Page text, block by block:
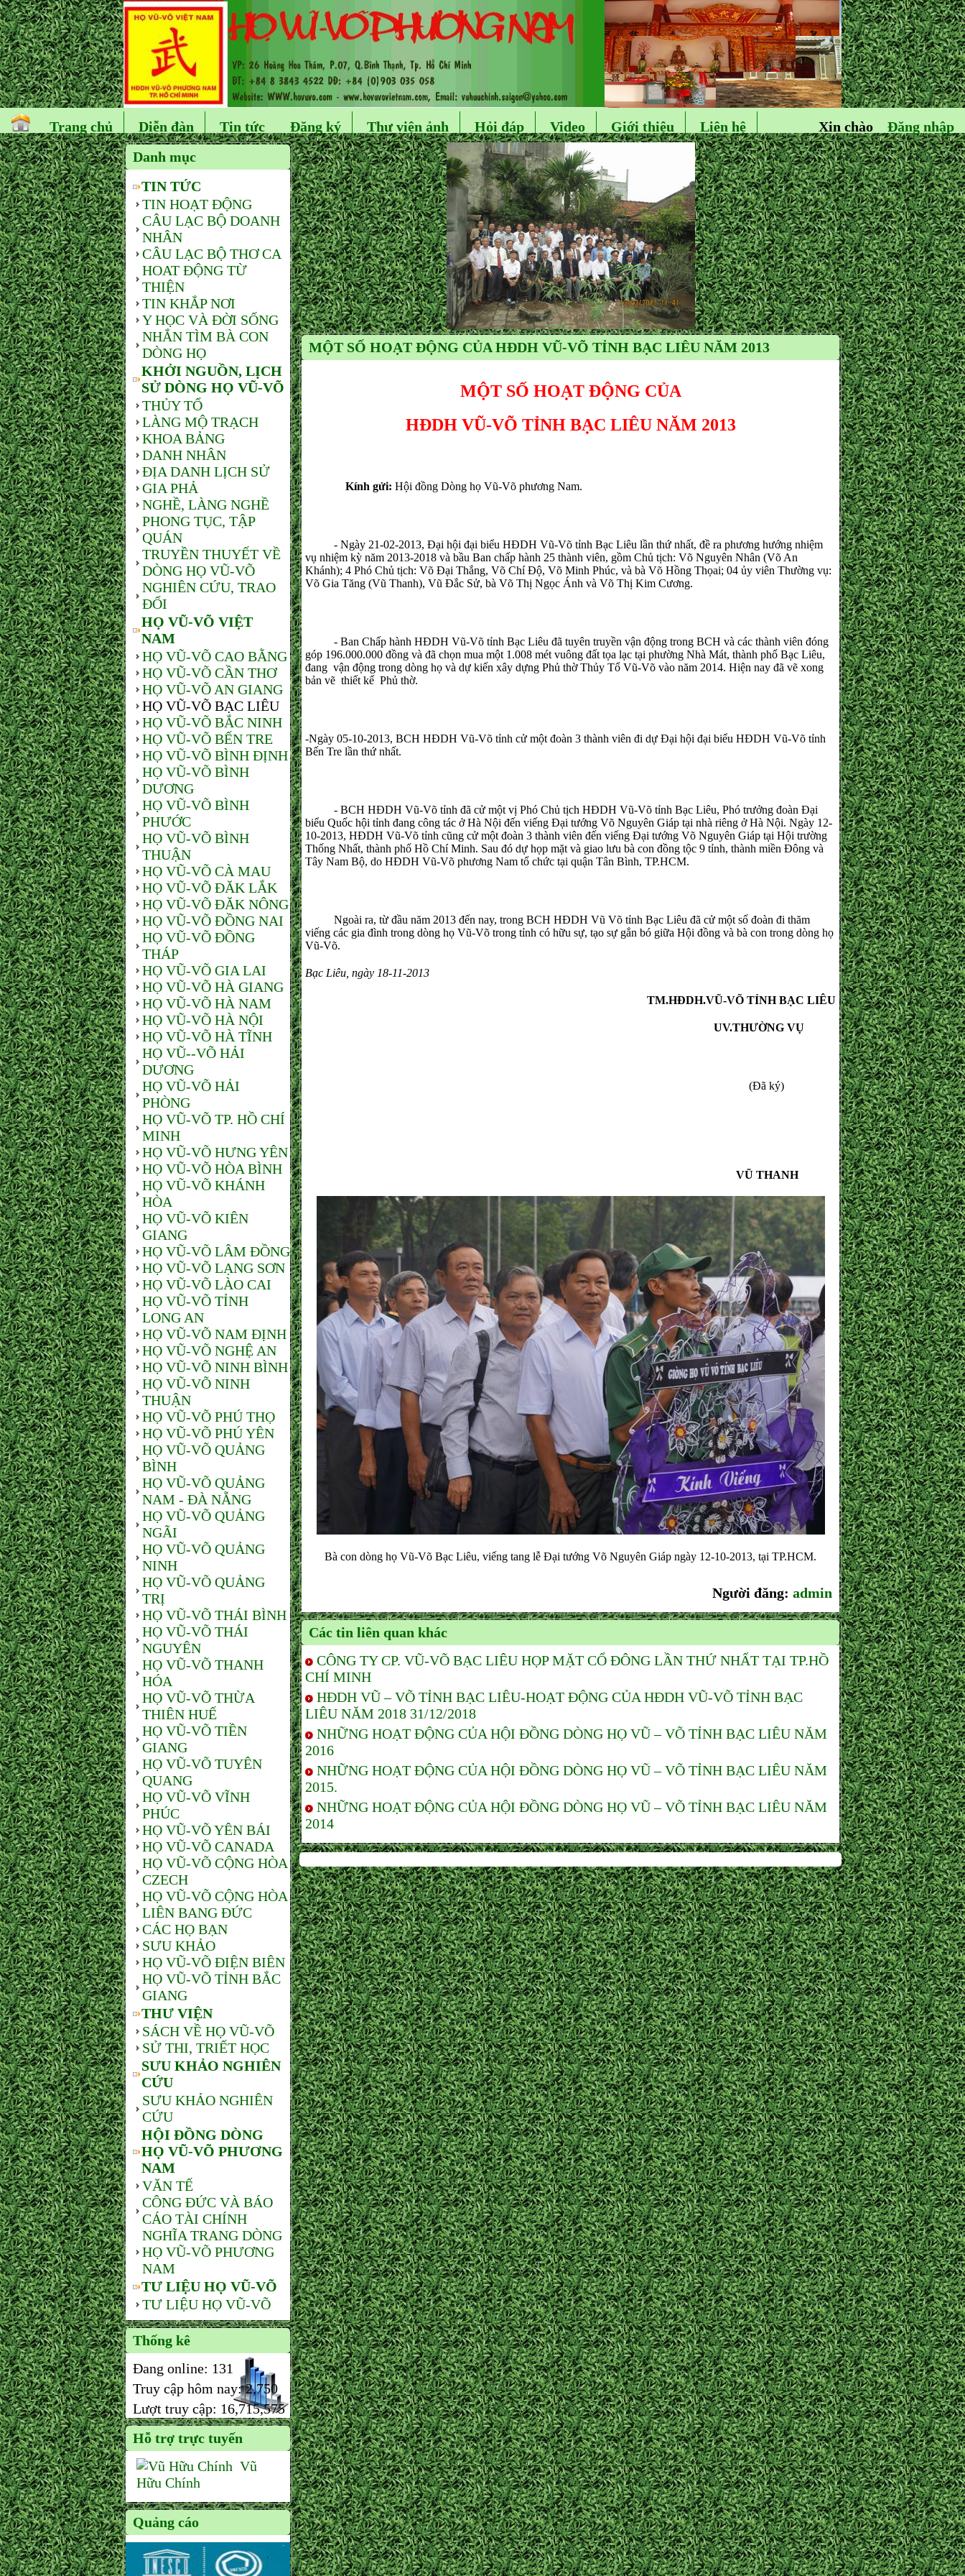
Trang chủ Diễn đàn Tin tức Đăng ký Thư viện ảnh Hỏi đáp Video Giới thiệu Liên hệ Đăng nhập
Xin chào
Danh mục
TIN TỨC
TIN HOẠT ĐỘNG
CÂU LẠC BỘ DOANH
NHÂN
CÂU LẠC BỘ THƠ CA
HOAT ĐỘNG TỪ
THIỆN
TIN KHẮP NƠI
Y HỌC VÀ ĐỜI SỐNG
NHẮN TÌM BÀ CON
DÒNG HỌ
KHỞI NGUỒN, LỊCH
SỬ DÒNG HỌ VŨ-VÕ
THỦY TỔ
LÀNG MỘ TRẠCH
KHOA BẢNG
DANH NHÂN
ĐỊA DANH LỊCH SỬ
GIA PHẢ
NGHỀ, LÀNG NGHỀ
PHONG TỤC, TẬP
QUÁN
TRUYỀN THUYẾT VỀ
DÒNG HỌ VŨ-VÕ
NGHIÊN CỨU, TRAO
ĐỔI
HỌ VŨ-VÕ VIỆT
NAM
HỌ VŨ-VÕ CAO BẰNG
HỌ VŨ-VÕ CẦN THƠ
HỌ VŨ-VÕ AN GIANG
HỌ VŨ-VÕ BẠC LIÊU
HỌ VŨ-VÕ BẮC NINH
HỌ VŨ-VÕ BẾN TRE
HỌ VŨ-VÕ BÌNH ĐỊNH
HỌ VŨ-VÕ BÌNH
DƯƠNG
HỌ VŨ-VÕ BÌNH
PHƯỚC
HỌ VŨ-VÕ BÌNH
THUẬN
HỌ VŨ-VÕ CÀ MAU
HỌ VŨ-VÕ ĐĂK LẮK
HỌ VŨ-VÕ ĐĂK NÔNG
HỌ VŨ-VÕ ĐỒNG NAI
HỌ VŨ-VÕ ĐỒNG
THÁP
HỌ VŨ-VÕ GIA LAI
HỌ VŨ-VÕ HÀ GIANG
HỌ VŨ-VÕ HÀ NAM
HỌ VŨ-VÕ HÀ NỘI
HỌ VŨ-VÕ HÀ TĨNH
HỌ VŨ--VÕ HẢI
DƯƠNG
HỌ VŨ-VÕ HẢI
PHÒNG
HỌ VŨ-VÕ TP. HỒ CHÍ
MINH
HỌ VŨ-VÕ HƯNG YÊN
HỌ VŨ-VÕ HÒA BÌNH
HỌ VŨ-VÕ KHÁNH
HÒA
HỌ VŨ-VÕ KIÊN
GIANG
HỌ VŨ-VÕ LÂM ĐỒNG
HỌ VŨ-VÕ LẠNG SƠN
HỌ VŨ-VÕ LÀO CAI
HỌ VŨ-VÕ TỈNH
LONG AN
HỌ VŨ-VÕ NAM ĐỊNH
HỌ VŨ-VÕ NGHỆ AN
HỌ VŨ-VÕ NINH BÌNH
HỌ VŨ-VÕ NINH
THUẬN
HỌ VŨ-VÕ PHÚ THỌ
HỌ VŨ-VÕ PHÚ YÊN
HỌ VŨ-VÕ QUẢNG
BÌNH
HỌ VŨ-VÕ QUẢNG
NAM - ĐÀ NẴNG
HỌ VŨ-VÕ QUẢNG
NGÃI
HỌ VŨ-VÕ QUẢNG
NINH
HỌ VŨ-VÕ QUẢNG
TRỊ
HỌ VŨ-VÕ THÁI BÌNH
HỌ VŨ-VÕ THÁI
NGUYÊN
HỌ VŨ-VÕ THANH
HÓA
HỌ VŨ-VÕ THỪA
THIÊN HUẾ
HỌ VŨ-VÕ TIỀN
GIANG
HỌ VŨ-VÕ TUYÊN
QUANG
HỌ VŨ-VÕ VĨNH
PHÚC
HỌ VŨ-VÕ YÊN BÁI
HỌ VŨ-VÕ CANADA
HỌ VŨ-VÕ CỘNG HÒA
CZECH
HỌ VŨ-VÕ CỘNG HÒA
LIÊN BANG ĐỨC
CÁC HỌ BẠN
SƯU KHẢO
HỌ VŨ-VÕ ĐIỆN BIÊN
HỌ VŨ-VÕ TỈNH BẮC
GIANG
THƯ VIỆN
SÁCH VỀ HỌ VŨ-VÕ
SỬ THI, TRIẾT HỌC
SƯU KHẢO NGHIÊN
CỨU
SƯU KHẢO NGHIÊN
CỨU
HỘI ĐỒNG DÒNG
HỌ VŨ-VÕ PHƯƠNG
NAM
VĂN TẾ
CÔNG ĐỨC VÀ BÁO
CÁO TÀI CHÍNH
NGHĨA TRANG DÒNG
HỌ VŨ-VÕ PHƯƠNG
NAM
TƯ LIỆU HỌ VŨ-VÕ
TƯ LIỆU HỌ VŨ-VÕ
Thống kê
Đang online: 131
Truy cập hôm nay:2,750
Lượt truy cập: 16,715,575
Hỗ trợ trực tuyến
Vũ
Hữu Chính
Quảng cáo
MỘT SỐ HOẠT ĐỘNG CỦA HĐDH VŨ-VÕ TỈNH BẠC LIÊU NĂM 2013
MỘT SỐ HOẠT ĐỘNG CỦA
HĐDH VŨ-VÕ TỈNH BẠC LIÊU NĂM 2013
Kính gửi: Hội đồng Dòng họ Vũ-Võ phương Nam.
- Ngày 21-02-2013, Đại hội đại biểu HĐDH Vũ-Võ tỉnh Bạc Liêu lần thứ nhất, đề ra phương hướng nhiệm
vụ nhiệm kỳ năm 2013-2018 và bầu Ban chấp hành 25 thành viên, gồm Chủ tịch: Võ Nguyên Nhân (Võ An
Khánh); 4 Phó Chủ tịch: Võ Đại Thắng, Võ Chí Độ, Võ Minh Phúc, và bà Võ Hồng Thọai; 04 ủy viên Thường vụ:
Võ Gia Tăng (Vũ Thanh), Vũ Đắc Sử, bà Võ Thị Ngọc Ánh và Võ Thị Kim Cương.
- Ban Chấp hành HĐDH Vũ-Võ tỉnh Bạc Liêu đã tuyên truyền vận động trong BCH và các thành viên đóng
góp 196.000.000 đồng và đã chọn mua một 1.008 mét vuông đất tọa lạc tại phường Nhà Mát, thành phố Bạc Liêu,
đang vận động trong dòng họ và dự kiến xây dựng Phủ thờ Thủy Tổ Vũ-Võ vào năm 2014. Hiện nay đã vẽ xong
bản vẽ thiết kế Phủ thờ.
-Ngày 05-10-2013, BCH HĐDH Vũ-Võ tỉnh cử một đoàn 3 thành viên đi dự Đại hội đại biểu HĐDH Vũ-Võ tỉnh
Bến Tre lần thứ nhất.
- BCH HĐDH Vũ-Võ tỉnh đã cử một vị Phó Chủ tịch HĐDH Vũ-Võ tỉnh Bạc Liêu, Phó trưởng đoàn Đại
biểu Quốc hội tỉnh đang công tác ở Hà Nội đến viếng Đại tướng Võ Nguyên Giáp tại nhà riêng ở Hà Nội. Ngày 12-
10-2013, HĐDH Vũ-Võ tỉnh cũng cử một đoàn 3 thành viên đến viếng Đại tướng Võ Nguyên Giáp tại Hội trường
Thống Nhất, thành phố Hồ Chí Minh. Sau đó dự họp mặt và giao lưu bà con đồng tộc 9 tỉnh, thành miền Đông và
Tây Nam Bộ, do HĐDH Vũ-Võ phương Nam tổ chức tại quận Tân Bình, TP.HCM.
Ngoài ra, từ đầu năm 2013 đến nay, trong BCH HĐDH Vũ Võ tỉnh Bạc Liêu đã cử một số đoàn đi thăm
viếng các gia đình trong dòng họ Vũ-Võ trong tỉnh có hữu sự, tạo sự gắn bó giữa Hội đồng và bà con trong dòng họ
Vũ-Võ.
Bạc Liêu, ngày 18-11-2013
TM.HĐDH.VŨ-VÕ TỈNH BẠC LIÊU
UV.THƯỜNG VỤ
(Đã ký)
VŨ THANH
Bà con dòng họ Vũ-Võ Bạc Liêu, viếng tang lễ Đại tướng Võ Nguyên Giáp ngày 12-10-2013, tại TP.HCM.
Người đăng: admin
Các tin liên quan khác
CÔNG TY CP. VŨ-VÕ BẠC LIÊU HỌP MẶT CỔ ĐÔNG LẦN THỨ NHẤT TẠI TP.HỒ
CHÍ MINH
HĐDH VŨ – VÕ TỈNH BẠC LIÊU-HOẠT ĐỘNG CỦA HĐDH VŨ-VÕ TỈNH BẠC
LIÊU NĂM 2018 31/12/2018
NHỮNG HOẠT ĐỘNG CỦA HỘI ĐỒNG DÒNG HỌ VŨ – VÕ TỈNH BẠC LIÊU NĂM
2016
NHỮNG HOẠT ĐỘNG CỦA HỘI ĐỒNG DÒNG HỌ VŨ – VÕ TỈNH BẠC LIÊU NĂM
2015.
NHỮNG HOẠT ĐỘNG CỦA HỘI ĐỒNG DÒNG HỌ VŨ – VÕ TỈNH BẠC LIÊU NĂM
2014